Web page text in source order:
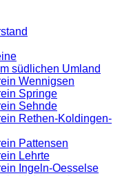
südlichen Umland
Wennigsen
Springe
Sehnde
Rethen-Koldingen-
Pattensen
Lehrte
Ingeln-Oesselse